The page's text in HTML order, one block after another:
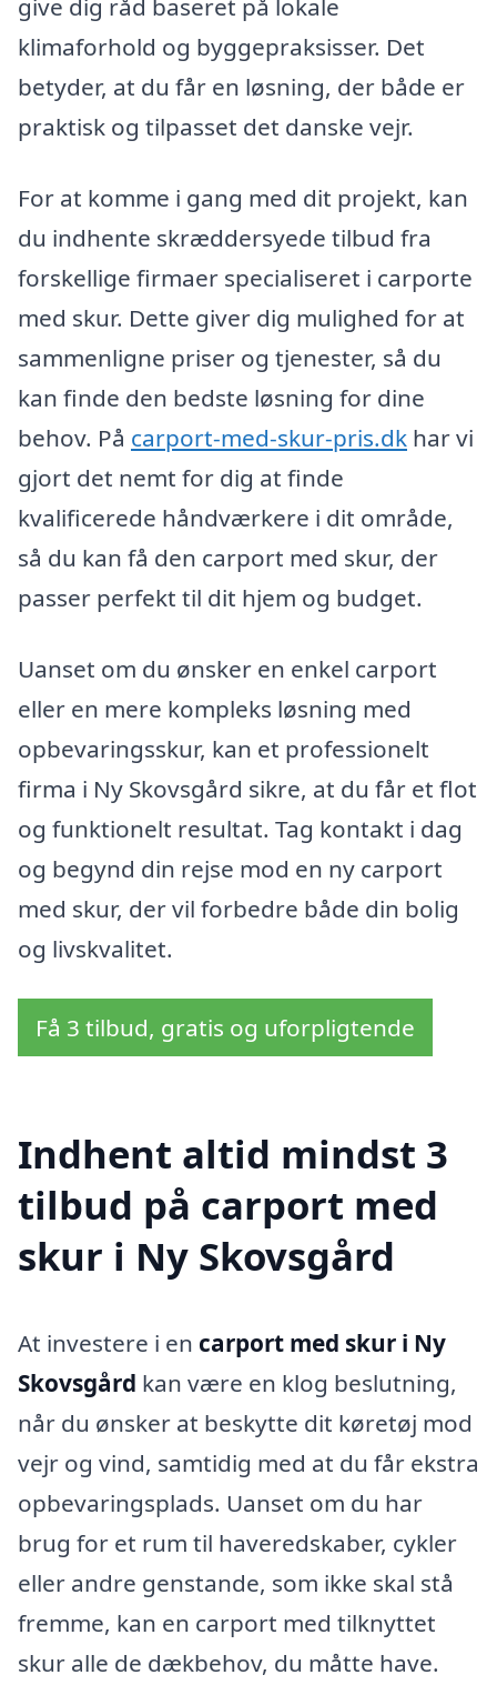
give dig råd baseret på lokale
klimaforhold og byggepraksisser. Det
betyder, at du får en løsning, der både er
praktisk og tilpasset det danske vejr.
For at komme i gang med dit projekt, kan
du indhente skræddersyede tilbud fra
forskellige firmaer specialiseret i carporte
med skur. Dette giver dig mulighed for at
sammenligne priser og tjenester, så du
kan finde den bedste løsning for dine
behov. På carport-med-skur-pris.dk har vi
gjort det nemt for dig at finde
kvalificerede håndværkere i dit område,
så du kan få den carport med skur, der
passer perfekt til dit hjem og budget.
Uanset om du ønsker en enkel carport
eller en mere kompleks løsning med
opbevaringsskur, kan et professionelt
firma i Ny Skovsgård sikre, at du får et flot
og funktionelt resultat. Tag kontakt i dag
og begynd din rejse mod en ny carport
med skur, der vil forbedre både din bolig
og livskvalitet.
Få 3 tilbud, gratis og uforpligtende
Indhent altid mindst 3
tilbud på carport med
skur i Ny Skovsgård
At investere i en carport med skur i Ny
Skovsgård kan være en klog beslutning,
når du ønsker at beskytte dit køretøj mod
vejr og vind, samtidig med at du får ekstra
opbevaringsplads. Uanset om du har
brug for et rum til haveredskaber, cykler
eller andre genstande, som ikke skal stå
fremme, kan en carport med tilknyttet
skur alle de dækbehov, du måtte have.